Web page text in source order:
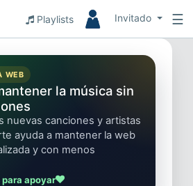
Playlists Invitado ☰
WEB
la música sin
nuevas canciones y artistas
ayuda a mantener la web
y con menos
apoyar